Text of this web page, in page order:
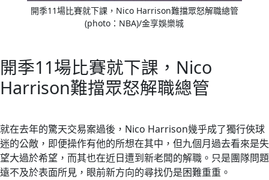
開季11場比賽就下課，Nico Harrison難擋眾怒解職總管
(photo：NBA)/金享娛樂城
開季11場比賽就下課，Nico
Harrison難擋眾怒解職總管
就在去年的驚天交易案過後，Nico Harrison幾乎成了獨行俠球
迷的公敵，即便操作有他的所想在其中，但九個月過去看來是失
望大過於希望，而其也在近日遭到新老闆的解職。只是團隊問題
遠不及於表面所見，眼前新方向的尋找仍是困難重重。